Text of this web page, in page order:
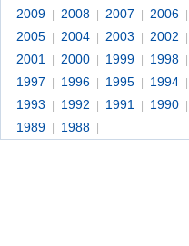
2009 2008 2007 2006
2005 2004 2003 2002
2001 2000 1999 1998
1997 1996 1995 1994
1993 1992 1991 1990
1989 1988